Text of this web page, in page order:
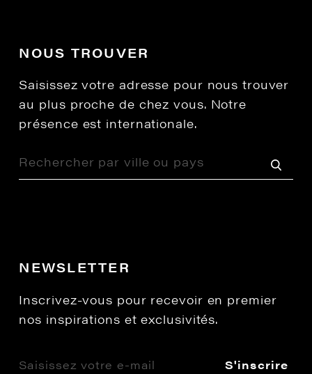
NOUS TROUVER
Saisissez votre adresse pour nous trouver
au plus proche de chez vous. Notre
présence est internationale.
NEWSLETTER
Inscrivez-vous pour recevoir en premier
nos inspirations et exclusivités.
S'inscrire